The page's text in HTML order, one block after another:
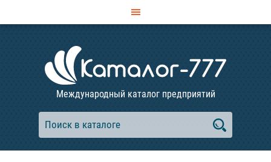
Международный каталог предприятий